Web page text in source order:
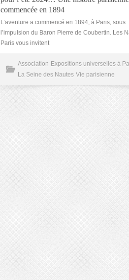
commencée en 1894
L’aventure a commencé en 1894, à Paris, sous
l’impulsion du Baron Pierre de Coubertin. Les
Paris vous invitent
Association Expositions universelles à
La Seine des Nautes Vie parisienne